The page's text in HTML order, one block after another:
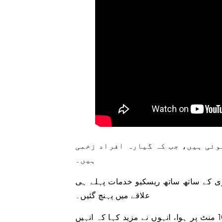
ہیں، جب کہ گیارہ افراد زخمی
ہیں۔
کے ساتھ ساتھ ریسکیو خدمات پہلے ہی
علاقے میں پہنچ گئیں۔
وزیراعلیٰ سندھ مراد علی شاہ نے کہا کہ حملہ شام 7 بج کر 10 منٹ پر ہوا، انہوں نے مزید کہا کہ انہیں